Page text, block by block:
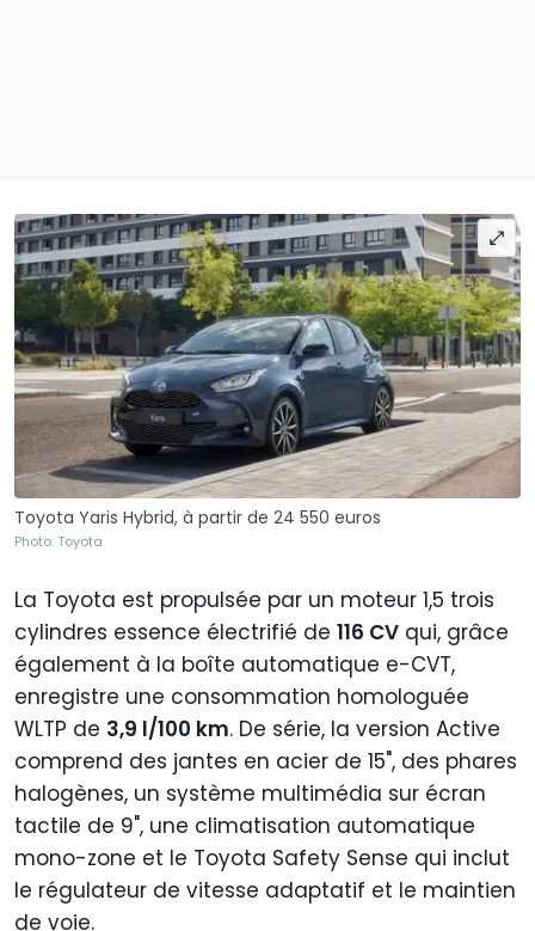
Toyota Yaris Hybrid, à partir de 24 550 euros
Photo: Toyota
La Toyota est propulsée par un moteur 1,5 trois
cylindres essence électrifié de 116 CV qui, grâce
également à la boîte automatique e-CVT,
enregistre une consommation homologuée
WLTP de 3,9 l/100 km. De série, la version Active
comprend des jantes en acier de 15", des phares
halogènes, un système multimédia sur écran
tactile de 9", une climatisation automatique
mono-zone et le Toyota Safety Sense qui inclut
le régulateur de vitesse adaptatif et le maintien
de voie.